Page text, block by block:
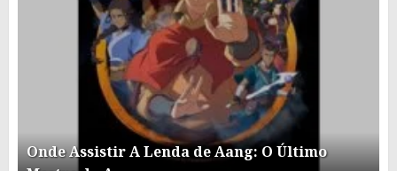
Onde Assistir A Lenda de Aang: O Último